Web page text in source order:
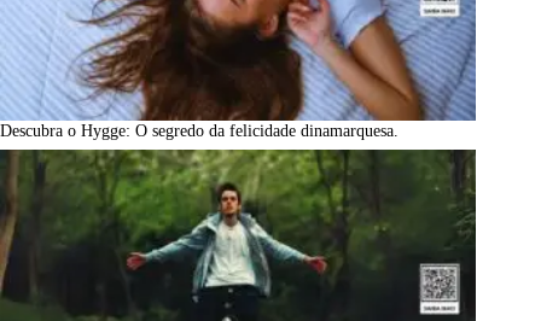
Descubra o Hygge: O segredo da felicidade dinamarquesa.